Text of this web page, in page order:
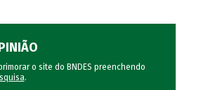
o site do BNDES preenchendo
.